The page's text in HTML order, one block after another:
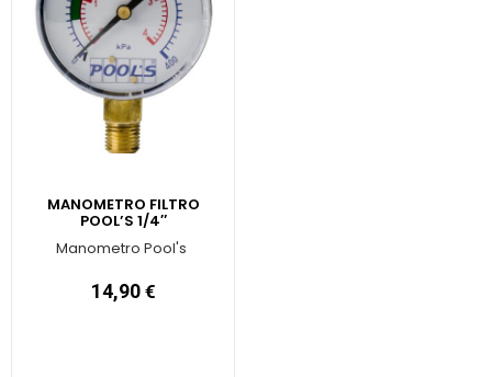
MANOMETRO FILTRO
POOL’S 1/4″
Manometro Pool's
14,90 €